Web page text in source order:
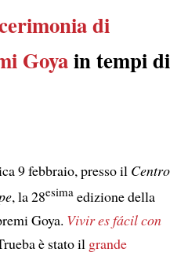
di
Goyain tempi di
9 febbraio, presso il Centro
, la 28esimaedizione della
Goya. Vivir es fácil con
è stato il grande